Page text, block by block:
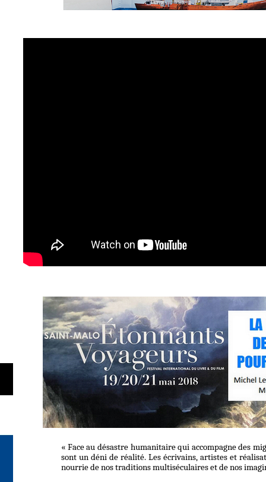
« Face au désastre humanitaire qui accompagne des
sont un déni de réalité. Les écrivains, artistes et
nourrie de nos traditions multiséculaires et de nos